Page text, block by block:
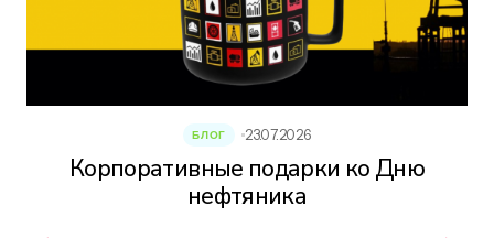
Корпоративные подарки ко Дню
нефтяника
БЛОГ 23.07.2026